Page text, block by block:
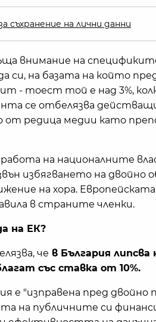
съхранение на лични данни
внимание на
си, на базата на който
- тоест той е над 3%,
се отбелязва
от редица медии като
на националните
избягването на двойно
на хора.
в страните членки.
на ЕК?
че в България
със ставка от 10%.
е "изправена пред
на публичните си